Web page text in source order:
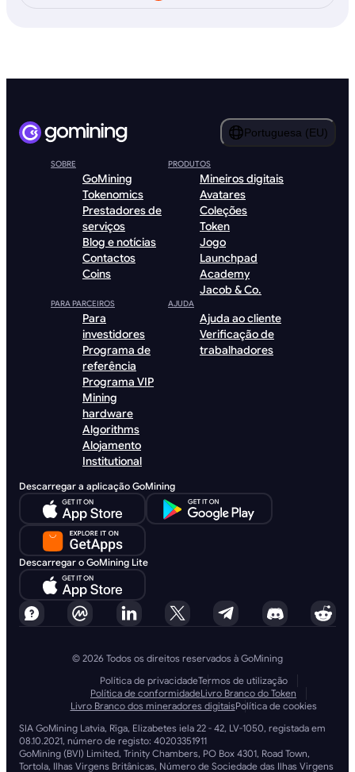
Portuguesa (EU)
SOBRE
GoMining
Tokenomics
Prestadores de
serviços
Blog e notícias
Contactos
Coins
PRODUTOS
Mineiros digitais
Avatares
Coleções
Token
Jogo
Launchpad
Academy
Jacob & Co.
PARA PARCEIROS
Para
investidores
Programa de
referência
Programa VIP
Mining
hardware
Algorithms
Alojamento
Institutional
AJUDA
Ajuda ao cliente
Verificação de
trabalhadores
Descarregar a aplicação GoMining
Descarregar o GoMining Lite
© 2026 Todos os direitos reservados à GoMining
Política de privacidadeTermos de utilização
Política de conformidadeLivro Branco do Token
Livro Branco dos mineradores digitaisPolítica de cookies
SIA GoMining Latvia, Rīga, Elizabetes iela 22 - 42, LV-1050, registada em
08.10.2021, número de registo: 40203351911
GoMining (BVI) Limited, Trinity Chambers, PO Box 4301, Road Town,
Tortola, Ilhas Virgens Britânicas, Número de Sociedade das Ilhas Virgens